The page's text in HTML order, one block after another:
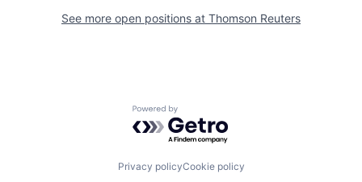
See more open positions at Thomson Reuters
Powered by Getro.com
Privacy policyCookie policy